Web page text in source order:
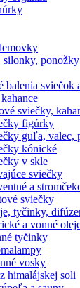
silonky, ponožky
balenia sviečok
sviečky,
figúrky
guľa, valec,
kónické
v skle
sviečky
a
sviečky
tyčinky,
a vonné
tyčinky
vosky
himalájskej soli